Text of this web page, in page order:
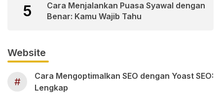
5
Cara Menjalankan Puasa Syawal dengan
Benar: Kamu Wajib Tahu
Website
#
Cara Mengoptimalkan SEO dengan Yoast SEO:
Lengkap